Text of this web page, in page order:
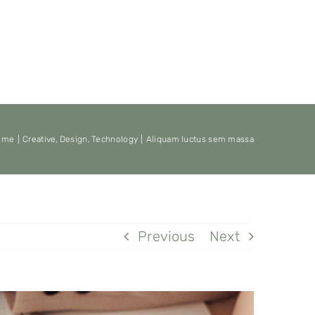
Creative Design Technology Aliquam luctus sem massa
Previous Next